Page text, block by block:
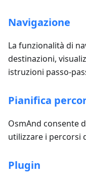
Navigazione
La funzionalità di
destinazioni,
istruzioni passo-
Pianifica
OsmAnd consente
utilizzare i percorsi
Plugin